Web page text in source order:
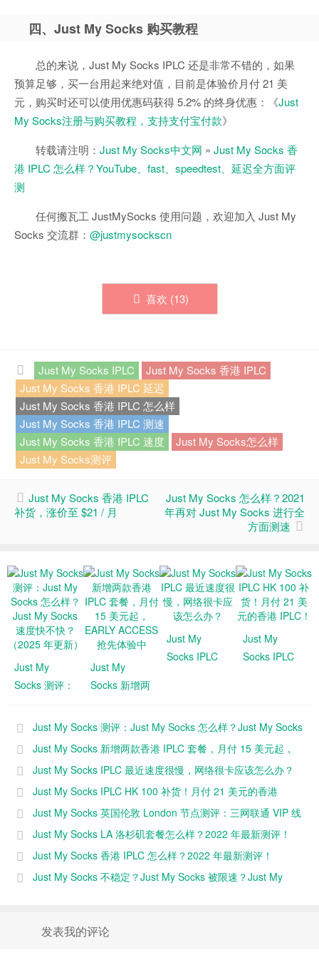
四、Just My Socks 购买教程
总的来说，Just My Socks IPLC 还是非常不错的，如果
预算足够，买一台用起来绝对值，目前是体验价月付 21 美
元，购买时还可以使用优惠码获得 5.2% 的终身优惠：《Just
My Socks注册与购买教程，支持支付宝付款》
转载请注明： Just My Socks中文网 » Just My Socks 香
港 IPLC 怎么样？YouTube、fast、speedtest、延迟全方面评
测
任何搬瓦工 JustMySocks 使用问题，欢迎加入 Just My
Socks 交流群： @justmysockscn
喜欢 (13)
Just My Socks IPLC
Just My Socks 香港 IPLC
Just My Socks 香港 IPLC 延迟
Just My Socks 香港 IPLC 怎么样
Just My Socks 香港 IPLC 测速
Just My Socks 香港 IPLC 速度
Just My Socks怎么样
Just My Socks测评
Just My Socks 香港 IPLC
补货，涨价至 $21 / 月
Just My Socks 怎么样？2021
年再对 Just My Socks 进行全
方面测速
Just My
Socks 测评：
Socks 怎么
Socks 速度快
不快？
（2025 年更
新）
Just My
Socks 新增两
套餐，月付
EARLY
ACCESS 抢
先体验中
Just My
Socks IPLC
Just My
Socks IPLC
IPLC！
Just My Socks 测评：Just My Socks 怎么样？Just My Socks
速度快不快？（2025 年更新）
Just My Socks 新增两款香港 IPLC 套餐，月付 15 美元起，
EARLY ACCESS 抢先体验中
Just My Socks IPLC 最近速度很慢，网络很卡应该怎么办？
Just My Socks IPLC HK 100 补货！月付 21 美元的香港
IPLC！Just My Socks 英国伦敦 London 节点测评：三网联通 VIP 线
路，国内速度快
Just My Socks LA 洛杉矶套餐怎么样？2022 年最新测评！
Just My Socks 香港 IPLC 怎么样？2022 年最新测评！
Just My Socks 不稳定？Just My Socks 被限速？Just My
发表我的评论